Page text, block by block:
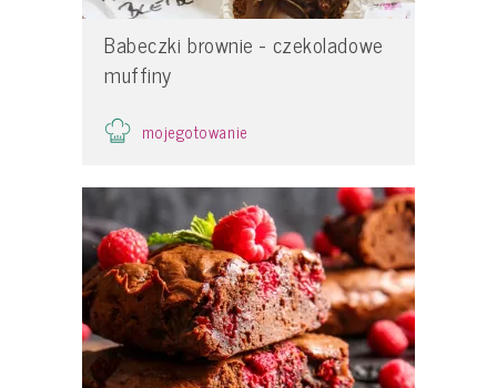
Babeczki brownie - czekoladowe
muffiny
mojegotowanie